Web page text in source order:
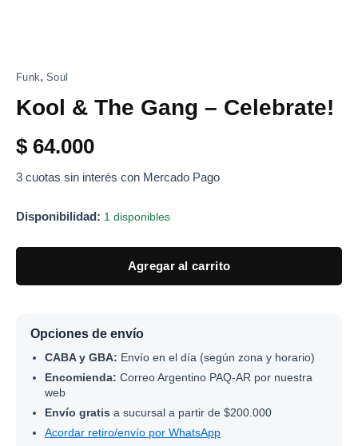
Funk,Soul
Kool & The Gang – Celebrate!
$ 64.000
3 cuotas sin interés con Mercado Pago
Disponibilidad: 1 disponibles
Agregar al carrito
Opciones de envío
CABA y GBA: Envío en el día (según zona y horario)
Encomienda: Correo Argentino PAQ-AR por nuestra
web
Envío gratis a sucursal a partir de $200.000
Acordar retiro/envío por WhatsApp